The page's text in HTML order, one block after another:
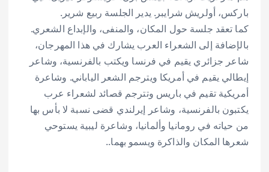
باركس، أولريش شرايبر. يدير الجلسة ربيع شرير.
كما تعقد جلسة حول المكان، والمنفى، والإبداع الشعري.
بالإضافة إلى الشعراء العرب يشارك في هذا المهرجان،
شاعر جزائري يقيم في فرنسا ويكتب بالفرنسية، وشاعر
إيطالي يقيم في أمريكا ويترجم الشعر الياباني. وشاعرة
أمريكية تقيم في باريس وتترجم قصائد لشعراء عرب
يكتبون بالفرنسية، وشاعر إيرلندي قضى نسبة لا بأس بها
من حياته في رومانيا وألمانيا، وشاعرة ليبية يستوحي
شعرها المكان والذاكرة ويسمو بهما..